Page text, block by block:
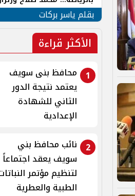
الهوية في الشارع التركي
بقلم ياسر بركات
الأكثر قراءة
1
محافظ بنى سويف
يعتمد نتيجة الدور
الثاني للشهادة
الإعدادية
2
نائب محافظ بني
سويف يعقد اجتماعاً
لتنظيم مؤتمر
الطبية والعطرية